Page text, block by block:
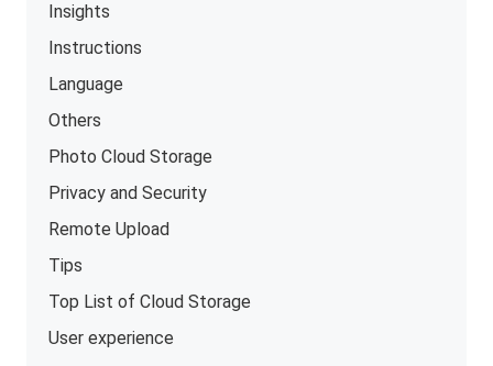
Insights
Instructions
Language
Others
Photo Cloud Storage
Privacy and Security
Remote Upload
Tips
Top List of Cloud Storage
User experience